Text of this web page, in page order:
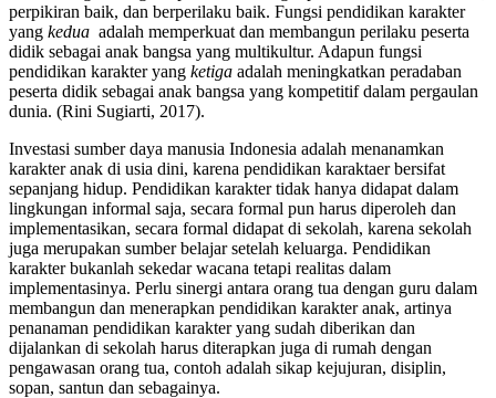
perpikiran baik, dan berperilaku baik. Fungsi pendidikan karakter
yang kedua adalah memperkuat dan membangun perilaku peserta
didik sebagai anak bangsa yang multikultur. Adapun fungsi
pendidikan karakter yang ketiga adalah meningkatkan peradaban
peserta didik sebagai anak bangsa yang kompetitif dalam pergaulan
dunia. (Rini Sugiarti, 2017).
Investasi sumber daya manusia Indonesia adalah menanamkan
karakter anak di usia dini, karena pendidikan karaktaer bersifat
sepanjang hidup. Pendidikan karakter tidak hanya didapat dalam
lingkungan informal saja, secara formal pun harus diperoleh dan
implementasikan, secara formal didapat di sekolah, karena sekolah
juga merupakan sumber belajar setelah keluarga. Pendidikan
karakter bukanlah sekedar wacana tetapi realitas dalam
implementasinya. Perlu sinergi antara orang tua dengan guru dalam
membangun dan menerapkan pendidikan karakter anak, artinya
penanaman pendidikan karakter yang sudah diberikan dan
dijalankan di sekolah harus diterapkan juga di rumah dengan
pengawasan orang tua, contoh adalah sikap kejujuran, disiplin,
sopan, santun dan sebagainya.